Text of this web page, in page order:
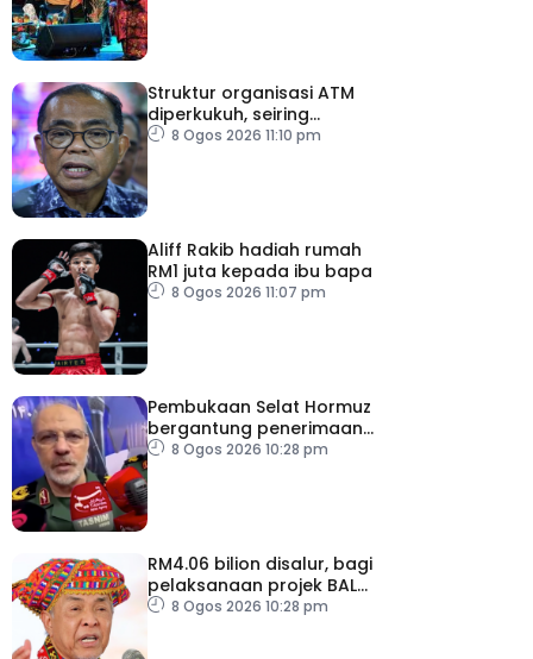
Struktur organisasi ATM
diperkukuh, seiring
pemodenan aset
8 Ogos 2026 11:10 pm
Aliff Rakib hadiah rumah
RM1 juta kepada ibu bapa
8 Ogos 2026 11:07 pm
Pembukaan Selat Hormuz
bergantung penerimaan
AS – IRGC
8 Ogos 2026 10:28 pm
RM4.06 bilion disalur, bagi
pelaksanaan projek BALB
di Sabah
8 Ogos 2026 10:28 pm